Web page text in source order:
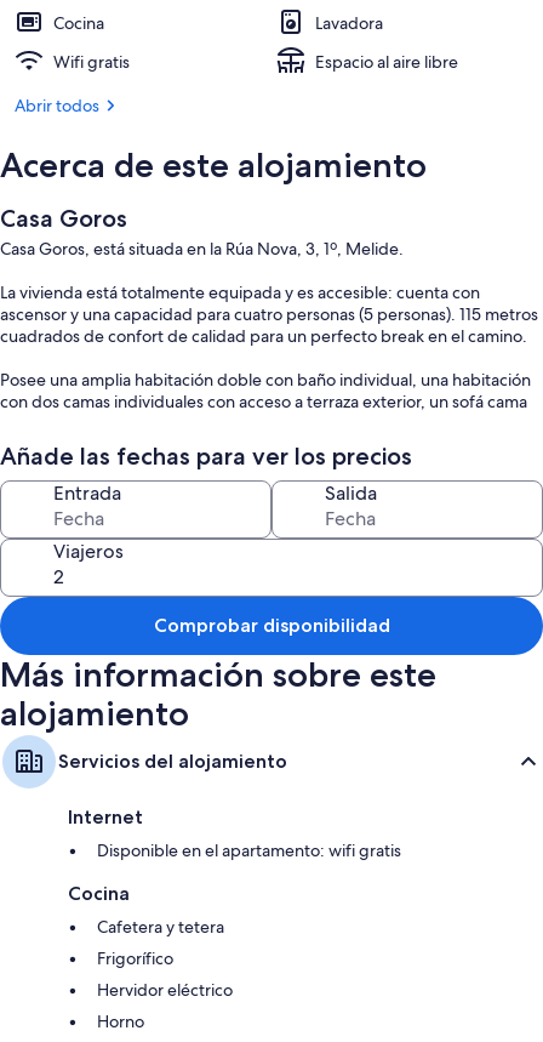
Cocina
Lavadora
Wifi gratis
Espacio al aire libre
Abrir todos
Acerca de este alojamiento
Casa Goros
Casa Goros, está situada en la Rúa Nova, 3, 1º, Melide.
La vivienda está totalmente equipada y es accesible: cuenta con
ascensor y una capacidad para cuatro personas (5 personas). 115 metros
cuadrados de confort de calidad para un perfecto break en el camino.
Posee una amplia habitación doble con baño individual, una habitación
con dos camas individuales con acceso a terraza exterior, un sofá cama
comedor con TV, sala de colada, calefacción, WIFI gratuita.
Es un alojamiento bañado con luz natural y absolutamente nuevo.
Añade las fechas para ver los precios
Entrada Salida
Viajeros
Comprobar disponibilidad
Más información sobre este
alojamiento
Servicios del alojamiento
Internet
Disponible en el apartamento: wifi gratis
Cocina
Cafetera y tetera
Frigorífico
Hervidor eléctrico
Horno